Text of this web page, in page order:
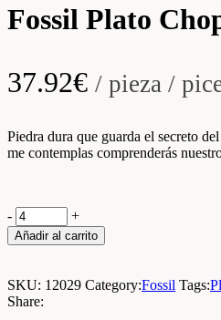
Fossil Plato
37.92€ / pieza /
Piedra dura que guarda el secreto
me contemplas comprenderás
Fossil
Plato
Chopo
Blanco
|
- +
Añadir al carrito
SKU: 12029 Category:Fossil Tags:
Share: